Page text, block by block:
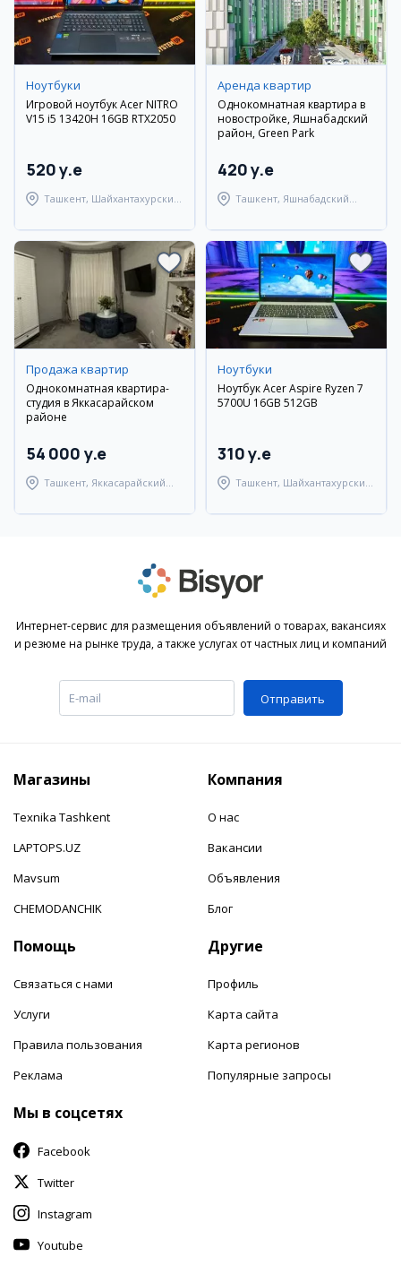
Ноутбуки
Игровой ноутбук Acer NITRO
V15 i5 13420H 16GB RTX2050
520 y.e
Ташкент, Шайхантахурский
Аренда квартир
Однокомнатная квартира в
новостройке, Яшнабадский
район, Green Park
420 y.e
Ташкент, Яшнабадский
Продажа квартир
Однокомнатная квартира-
студия в Яккасарайском
районе
54 000 y.e
Ташкент, Яккасарайский
Ноутбуки
Ноутбук Acer Aspire Ryzen 7
5700U 16GB 512GB
310 y.e
Ташкент, Шайхантахурский
Интернет-сервис для размещения объявлений о товарах, вакансиях
и резюме на рынке труда, а также услугах от частных лиц и компаний
Отправить
Магазины
Texnika Tashkent
LAPTOPS.UZ
Mavsum
CHEMODANCHIK
Компания
О нас
Вакансии
Объявления
Блог
Помощь
Связаться с нами
Услуги
Правила пользования
Реклама
Другие
Профиль
Карта сайта
Карта регионов
Популярные запросы
Мы в соцсетях
Facebook
Twitter
Instagram
Youtube